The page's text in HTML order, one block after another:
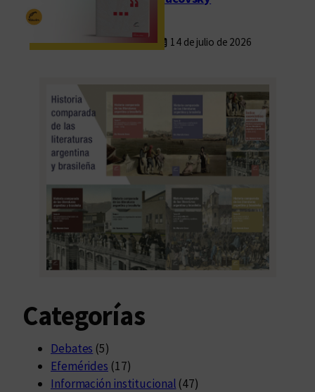
14 de julio de 2026
Categorías
Debates (5)
Efemérides (17)
Información institucional (47)